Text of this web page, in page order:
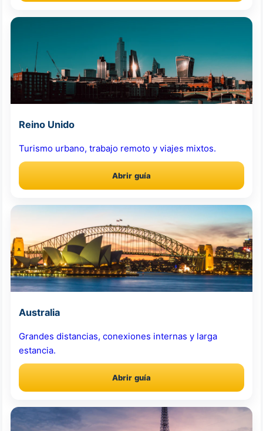
Reino Unido
Turismo urbano, trabajo remoto y viajes mixtos.
Abrir guía
Australia
Grandes distancias, conexiones internas y larga
estancia.
Abrir guía